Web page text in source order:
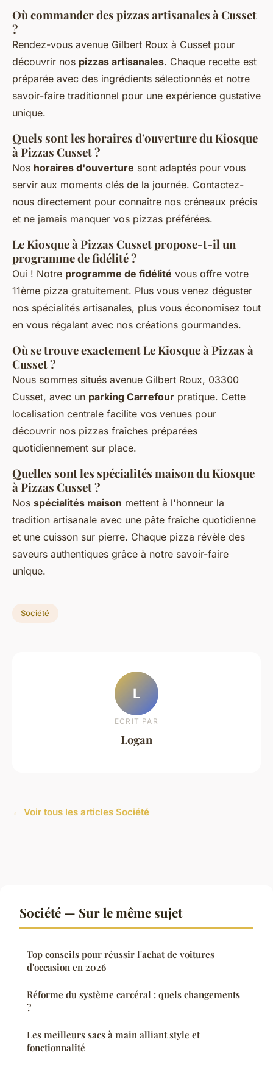
Où commander des pizzas artisanales à Cusset
?
Rendez-vous avenue Gilbert Roux à Cusset pour
découvrir nos pizzas artisanales. Chaque recette est
préparée avec des ingrédients sélectionnés et notre
savoir-faire traditionnel pour une expérience gustative
unique.
Quels sont les horaires d'ouverture du Kiosque
à Pizzas Cusset ?
Nos horaires d'ouverture sont adaptés pour vous
servir aux moments clés de la journée. Contactez-
nous directement pour connaître nos créneaux précis
et ne jamais manquer vos pizzas préférées.
Le Kiosque à Pizzas Cusset propose-t-il un
programme de fidélité ?
Oui ! Notre programme de fidélité vous offre votre
11ème pizza gratuitement. Plus vous venez déguster
nos spécialités artisanales, plus vous économisez tout
en vous régalant avec nos créations gourmandes.
Où se trouve exactement Le Kiosque à Pizzas à
Cusset ?
Nous sommes situés avenue Gilbert Roux, 03300
Cusset, avec un parking Carrefour pratique. Cette
localisation centrale facilite vos venues pour
découvrir nos pizzas fraîches préparées
quotidiennement sur place.
Quelles sont les spécialités maison du Kiosque
à Pizzas Cusset ?
Nos spécialités maison mettent à l'honneur la
tradition artisanale avec une pâte fraîche quotidienne
et une cuisson sur pierre. Chaque pizza révèle des
saveurs authentiques grâce à notre savoir-faire
unique.
Société
L
ECRIT PAR
Logan
← Voir tous les articles Société
Société — Sur le même sujet
Top conseils pour réussir l'achat de voitures
d'occasion en 2026
Réforme du système carcéral : quels changements
?
Les meilleurs sacs à main alliant style et
fonctionnalité